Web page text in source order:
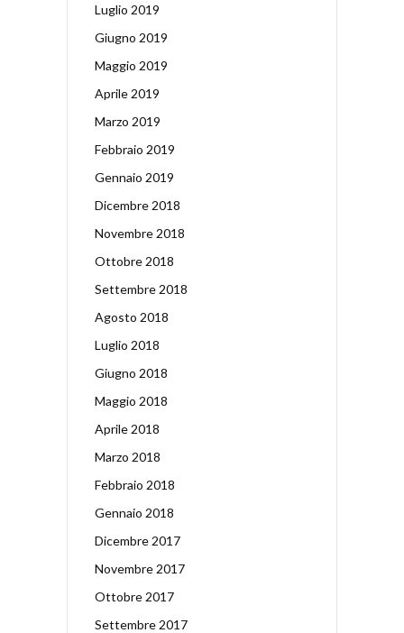
Luglio 2019
Giugno 2019
Maggio 2019
Aprile 2019
Marzo 2019
Febbraio 2019
Gennaio 2019
Dicembre 2018
Novembre 2018
Ottobre 2018
Settembre 2018
Agosto 2018
Luglio 2018
Giugno 2018
Maggio 2018
Aprile 2018
Marzo 2018
Febbraio 2018
Gennaio 2018
Dicembre 2017
Novembre 2017
Ottobre 2017
Settembre 2017